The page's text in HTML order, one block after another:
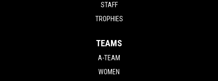
STAFF
TROPHIES
TEAMS
A-TEAM
WOMEN